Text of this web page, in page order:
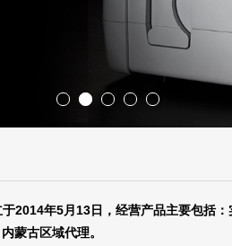
于2014年5月13日 ，经营产品主要包括
蒙古区域代理。